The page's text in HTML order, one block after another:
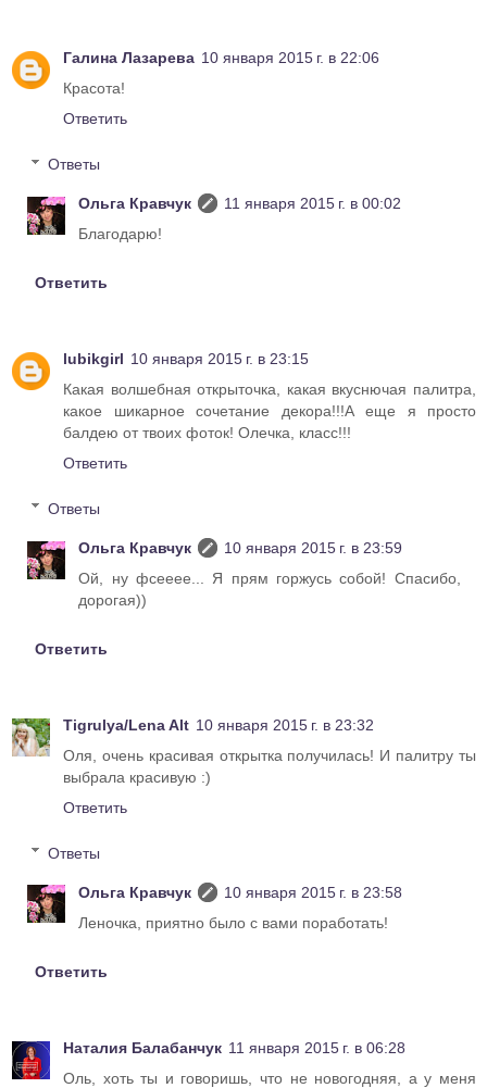
Галина Лазарева 10 января 2015 г. в 22:06
Красота!
Ответить
Ответы
Ольга Кравчук
11 января 2015 г. в 00:02
Благодарю!
Ответить
lubikgirl 10 января 2015 г. в 23:15
Какая волшебная открыточка, какая вкуснючая палитра,
какое шикарное сочетание декора!!!А еще я просто
балдею от твоих фоток! Олечка, класс!!!
Ответить
Ответы
Ольга Кравчук
10 января 2015 г. в 23:59
Ой, ну фсееее... Я прям горжусь собой! Спасибо,
дорогая))
Ответить
Tigrulya/Lena Alt 10 января 2015 г. в 23:32
Оля, очень красивая открытка получилась! И палитру ты
выбрала красивую :)
Ответить
Ответы
Ольга Кравчук
10 января 2015 г. в 23:58
Леночка, приятно было с вами поработать!
Ответить
Наталия Балабанчук 11 января 2015 г. в 06:28
Оль, хоть ты и говоришь, что не новогодняя, а у меня